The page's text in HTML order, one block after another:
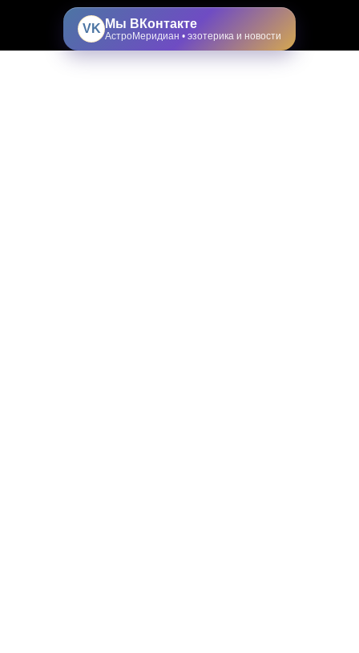
VK Мы ВКонтакте
АстроМеридиан • эзотерика и новости